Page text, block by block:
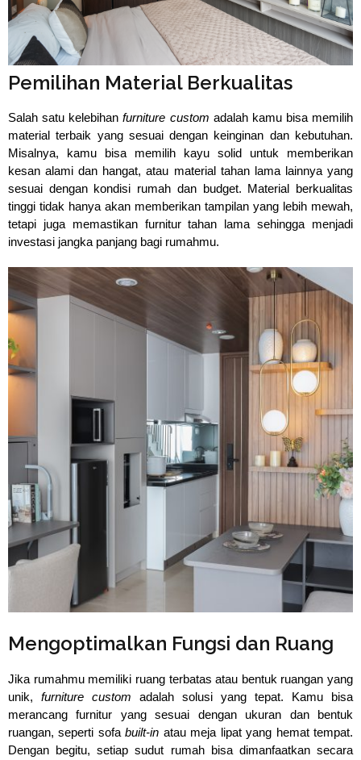
⁠Pemilihan Material Berkualitas
Salah satu kelebihan furniture custom adalah kamu bisa memilih
material terbaik yang sesuai dengan keinginan dan kebutuhan.
Misalnya, kamu bisa memilih kayu solid untuk memberikan
kesan alami dan hangat, atau material tahan lama lainnya yang
sesuai dengan kondisi rumah dan budget. Material berkualitas
tinggi tidak hanya akan memberikan tampilan yang lebih mewah,
tetapi juga memastikan furnitur tahan lama sehingga menjadi
investasi jangka panjang bagi rumahmu.
Mengoptimalkan Fungsi dan Ruang
Jika rumahmu memiliki ruang terbatas atau bentuk ruangan yang
unik, furniture custom adalah solusi yang tepat. Kamu bisa
merancang furnitur yang sesuai dengan ukuran dan bentuk
ruangan, seperti sofa built-in atau meja lipat yang hemat tempat.
Dengan begitu, setiap sudut rumah bisa dimanfaatkan secara